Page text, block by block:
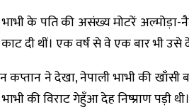
के पति की असंख्य मोटरें अल्मोड़ा-
दी थीं। एक वर्ष से वे एक बार भी
कप्तान ने देखा, नेपाली भाभी की
की विराट गेहुँआ देह निष्प्राण पड़ी